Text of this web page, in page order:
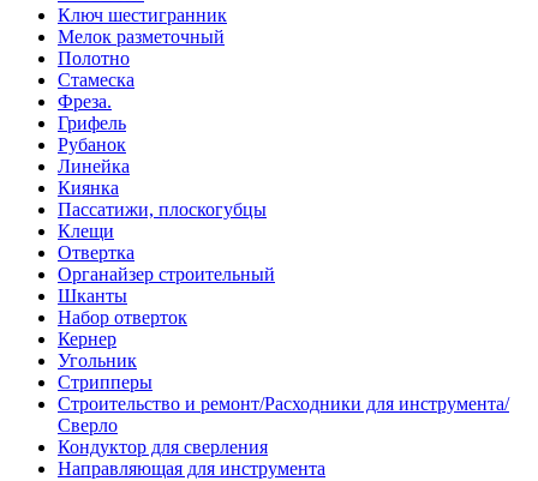
Ключ шестигранник
Мелок разметочный
Полотно
Стамеска
Фреза.
Грифель
Рубанок
Линейка
Киянка
Пассатижи, плоскогубцы
Клещи
Отвертка
Органайзер строительный
Шканты
Набор отверток
Кернер
Угольник
Стрипперы
Строительство и ремонт/Расходники для инструмента/
Сверло
Кондуктор для сверления
Направляющая для инструмента